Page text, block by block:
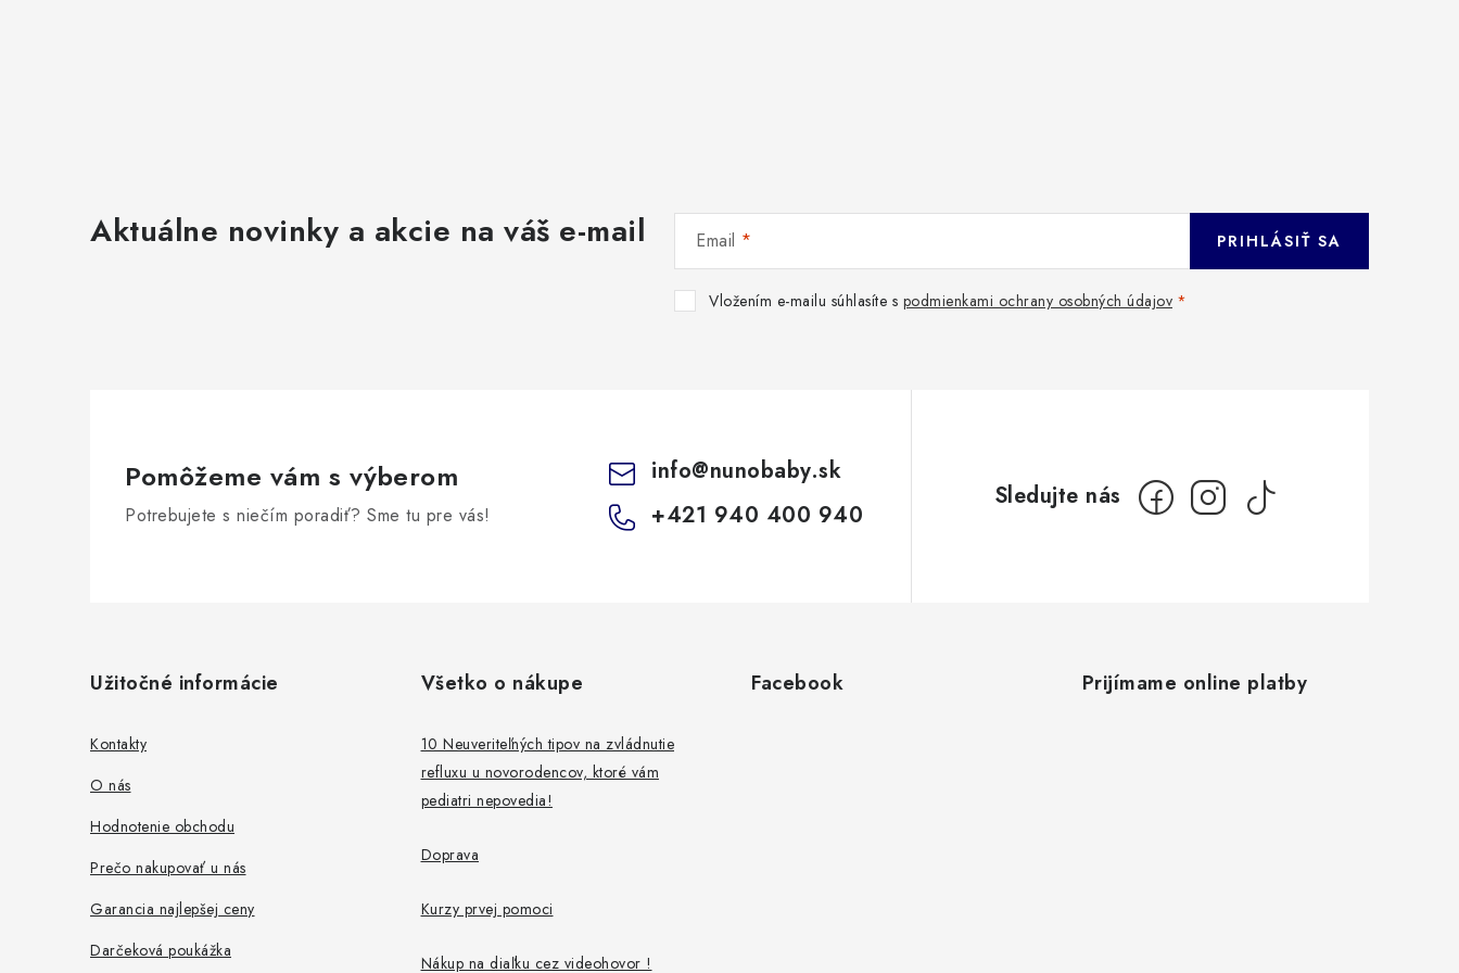
Aktuálne novinky a akcie na váš e-mail Email
Vložením e-mailu súhlasíte s podmienkami ochrany osobných údajov
PRIHLÁSIŤ SA
Pomôžeme vám s výberom
Potrebujete s niečím poradiť? Sme tu pre vás!
info@nunobaby.sk
+421 940 400 940
Užitočné informácie
Kontakty
O nás
Hodnotenie obchodu
Prečo nakupovať u nás
Garancia najlepšej ceny
Darčeková poukážka
Všetko o nákupe
10 Neuveriteľných tipov na zvládnutie
refluxu u novorodencov, ktoré vám
pediatri nepovedia!
Doprava
Kurzy prvej pomoci
Nákup na diaľku cez videohovor !
Facebook Prijímame online platby